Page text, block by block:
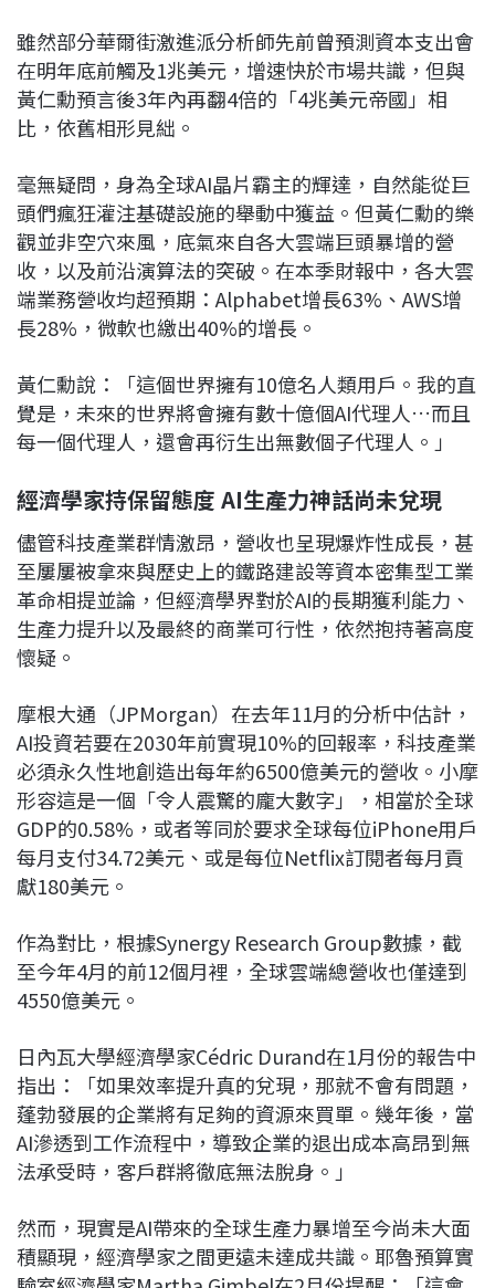
雖然部分華爾街激進派分析師先前曾預測資本支出會
在明年底前觸及1兆美元，增速快於市場共識，但與
黃仁勳預言後3年內再翻4倍的「4兆美元帝國」相
比，依舊相形見絀。
毫無疑問，身為全球AI晶片霸主的輝達，自然能從巨
頭們瘋狂灌注基礎設施的舉動中獲益。但黃仁勳的樂
觀並非空穴來風，底氣來自各大雲端巨頭暴增的營
收，以及前沿演算法的突破。在本季財報中，各大雲
端業務營收均超預期：Alphabet增長63%、AWS增
長28%，微軟也繳出40%的增長。
黃仁勳說：「這個世界擁有10億名人類用戶。我的直
覺是，未來的世界將會擁有數十億個AI代理人…而且
每一個代理人，還會再衍生出無數個子代理人。」
經濟學家持保留態度 AI生產力神話尚未兌現
儘管科技產業群情激昂，營收也呈現爆炸性成長，甚
至屢屢被拿來與歷史上的鐵路建設等資本密集型工業
革命相提並論，但經濟學界對於AI的長期獲利能力、
生產力提升以及最終的商業可行性，依然抱持著高度
懷疑。
摩根大通（JPMorgan）在去年11月的分析中估計，
AI投資若要在2030年前實現10%的回報率，科技產業
必須永久性地創造出每年約6500億美元的營收。小摩
形容這是一個「令人震驚的龐大數字」，相當於全球
GDP的0.58%，或者等同於要求全球每位iPhone用戶
每月支付34.72美元、或是每位Netflix訂閱者每月貢
獻180美元。
作為對比，根據Synergy Research Group數據，截
至今年4月的前12個月裡，全球雲端總營收也僅達到
4550億美元。
日內瓦大學經濟學家Cédric Durand在1月份的報告中
指出：「如果效率提升真的兌現，那就不會有問題，
蓬勃發展的企業將有足夠的資源來買單。幾年後，當
AI滲透到工作流程中，導致企業的退出成本高昂到無
法承受時，客戶群將徹底無法脫身。」
然而，現實是AI帶來的全球生產力暴增至今尚未大面
積顯現，經濟學家之間更遠未達成共識。耶魯預算實